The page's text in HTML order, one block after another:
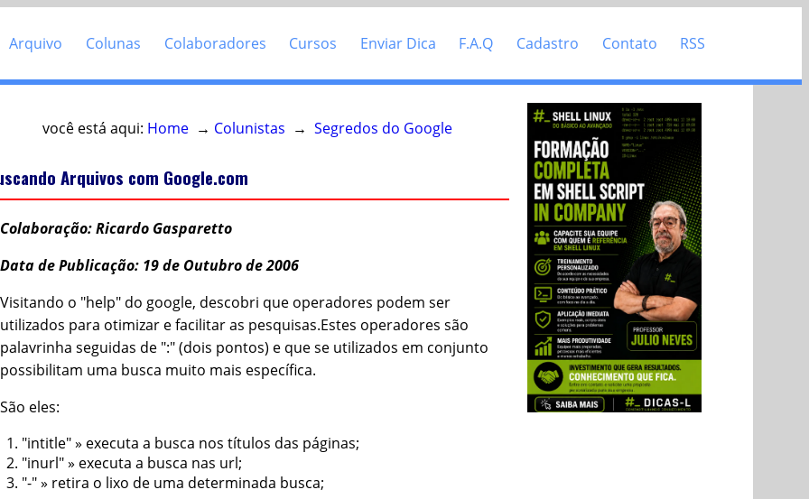
Arquivo Colunas Colaboradores Cursos Enviar Dica F.A.Q Cadastro Contato RSS
você está aqui: Home → Colunistas → Segredos do Google
Arquivos com Google.com
Colaboração: Ricardo Gasparetto
Data de Publicação: 19 de Outubro de 2006
Visitando o "help" do google, descobri que operadores podem ser
utilizados para otimizar e facilitar as pesquisas.Estes operadores são
palavrinha seguidas de ":" (dois pontos) e que se utilizados em conjunto
possibilitam uma busca muito mais específica.
São eles:
"intitle" » executa a busca nos títulos das páginas;
"inurl" » executa a busca nas url;
"-" » retira o lixo de uma determinada busca;